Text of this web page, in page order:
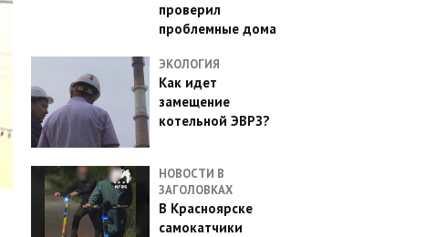
проверил
проблемные дома
ЭКОЛОГИЯ
Как идет
замещение
котельной ЭВРЗ?
НОВОСТИ В
ЗАГОЛОВКАХ
В Красноярске
самокатчики